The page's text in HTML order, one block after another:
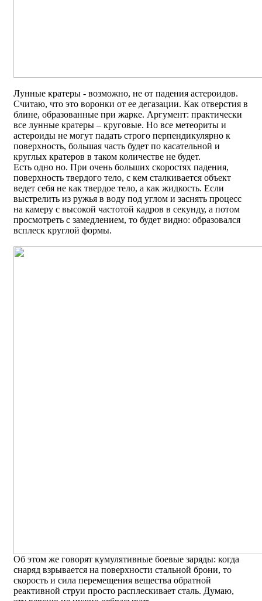
Лунные кратеры - возможно, не от падения астероидов.
Считаю, что это воронки от ее дегазации. Как отверстия в
блине, образованные при жарке. Аргумент: практически
все лунные кратеры – круговые. Но все метеориты и
астероиды не могут падать строго перпендикулярно к
поверхность, большая часть будет по касательной и
круглых кратеров в таком количестве не будет.
Есть одно но. При очень больших скоростях падения,
поверхность твердого тело, с кем сталкивается объект
ведет себя не как твердое тело, а как жидкость. Если
выстрелить из ружья в воду под углом и заснять процесс
на камеру с высокой частотой кадров в секунду, а потом
просмотреть с замедлением, то будет видно: образовался
всплеск круглой формы.
Об этом же говорят кумулятивные боевые заряды: когда
снаряд взрывается на поверхности стальной брони, то
скорость и сила перемещения вещества обратной
реактивной струи просто расплескивает сталь. Думаю,